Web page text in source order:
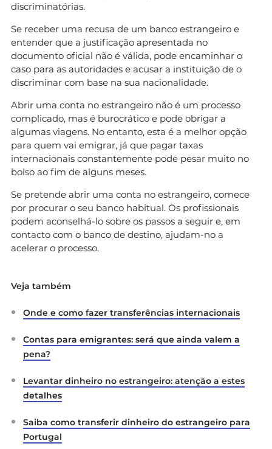
discriminatórias.
Se receber uma recusa de um banco estrangeiro e
entender que a justificação apresentada no
documento oficial não é válida, pode encaminhar o
caso para as autoridades e acusar a instituição de o
discriminar com base na sua nacionalidade.
Abrir uma conta no estrangeiro não é um processo
complicado, mas é burocrático e pode obrigar a
algumas viagens. No entanto, esta é a melhor opção
para quem vai emigrar, já que pagar taxas
internacionais constantemente pode pesar muito no
bolso ao fim de alguns meses.
Se pretende abrir uma conta no estrangeiro, comece
por procurar o seu banco habitual. Os profissionais
podem aconselhá-lo sobre os passos a seguir e, em
contacto com o banco de destino, ajudam-no a
acelerar o processo.
Veja também
Onde e como fazer transferências internacionais
Contas para emigrantes: será que ainda valem a
pena?
Levantar dinheiro no estrangeiro: atenção a estes
detalhes
Saiba como transferir dinheiro do estrangeiro para
Portugal